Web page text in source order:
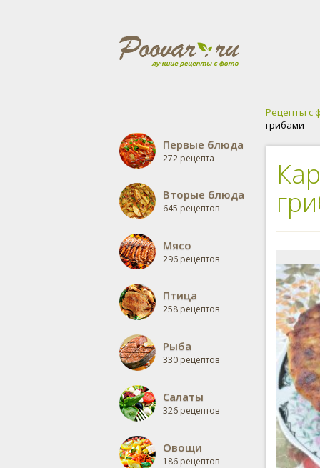
Первые блюда
272 рецепта
Вторые блюда
645 рецептов
Мясо
296 рецептов
Птица
258 рецептов
Рыба
330 рецептов
Салаты
326 рецептов
Овощи
186 рецептов
Рецепты с
грибами